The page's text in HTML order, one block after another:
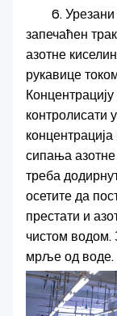
6. Урезани
запечаћен
азотне
рукавице
контролисати
сипања
треба
осетите да
престати и
чистом водом.
мрље од воде.